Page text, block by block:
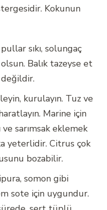
Kokunun
sıkı, solungaç
Balık tazeyse et
kurulayın. Tuz ve
Marine için
sarımsak eklemek
yeterlidir. Citrus çok
bozabilir.
somon gibi
sote için uygundur.